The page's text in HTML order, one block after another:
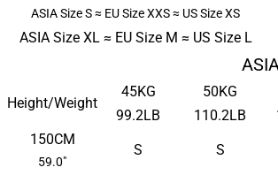
ASIA Size S ≈ EU Size XXS ≈ US Size XS
ASIA Size XL ≈ EU Size M ≈ US Size L
Height/Weight
45KG
99.2LB
50KG
110.2LB
150CM
59.0"
S S